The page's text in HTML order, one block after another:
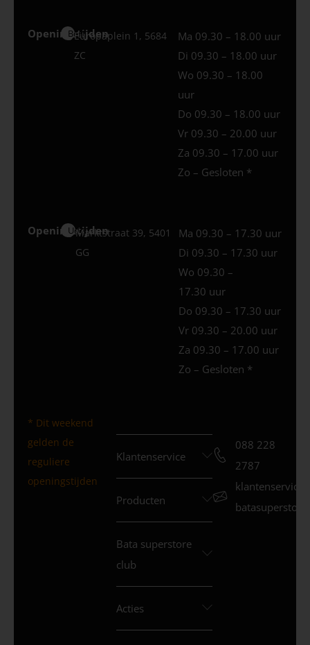
Openingstijden
Best
Europaplein 1, 5684
ZC
Ma 09.30 – 18.00 uur
Di 09.30 – 18.00 uur
Wo 09.30 – 18.00
uur
Do 09.30 – 18.00 uur
Vr 09.30 – 20.00 uur
Za 09.30 – 17.00 uur
Zo – Gesloten *
Openingstijden
Uden
Marktstraat 39, 5401
GG
Ma 09.30 – 17.30 uur
Di 09.30 – 17.30 uur
Wo 09.30 –
17.30 uur
Do 09.30 – 17.30 uur
Vr 09.30 – 20.00 uur
Za 09.30 – 17.00 uur
Zo – Gesloten *
* Dit weekend
gelden de
reguliere
openingstijden
Klantenservice
Producten
Bata superstore
club
Acties
088 228
2787